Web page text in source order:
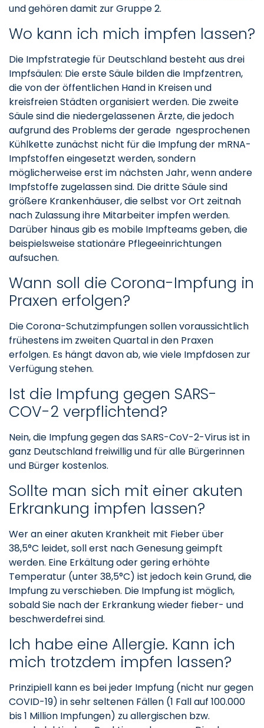
und gehören damit zur Gruppe 2.
Wo kann ich mich impfen lassen?
Die Impfstrategie für Deutschland besteht aus drei
Impfsäulen: Die erste Säule bilden die Impfzentren,
die von der öffentlichen Hand in Kreisen und
kreisfreien Städten organisiert werden. Die zweite
Säule sind die niedergelassenen Ärzte, die jedoch
aufgrund des Problems der gerade ngesprochenen
Kühlkette zunächst nicht für die Impfung der mRNA-
Impfstoffen eingesetzt werden, sondern
möglicherweise erst im nächsten Jahr, wenn andere
Impfstoffe zugelassen sind. Die dritte Säule sind
größere Krankenhäuser, die selbst vor Ort zeitnah
nach Zulassung ihre Mitarbeiter impfen werden.
Darüber hinaus gib es mobile Impfteams geben, die
beispielsweise stationäre Pflegeeinrichtungen
aufsuchen.
Wann soll die Corona-Impfung in
Praxen erfolgen?
Die Corona-Schutzimpfungen sollen voraussichtlich
frühestens im zweiten Quartal in den Praxen
erfolgen. Es hängt davon ab, wie viele Impfdosen zur
Verfügung stehen.
Ist die Impfung gegen SARS-
COV-2 verpflichtend?
Nein, die Impfung gegen das SARS-CoV-2-Virus ist in
ganz Deutschland freiwillig und für alle Bürgerinnen
und Bürger kostenlos.
Sollte man sich mit einer akuten
Erkrankung impfen lassen?
Wer an einer akuten Krankheit mit Fieber über
38,5°C leidet, soll erst nach Genesung geimpft
werden. Eine Erkältung oder gering erhöhte
Temperatur (unter 38,5°C) ist jedoch kein Grund, die
Impfung zu verschieben. Die Impfung ist möglich,
sobald Sie nach der Erkrankung wieder fieber- und
beschwerdefrei sind.
Ich habe eine Allergie. Kann ich
mich trotzdem impfen lassen?
Prinzipiell kann es bei jeder Impfung (nicht nur gegen
COVID-19) in sehr seltenen Fällen (1 Fall auf 100.000
bis 1 Million Impfungen) zu allergischen bzw.